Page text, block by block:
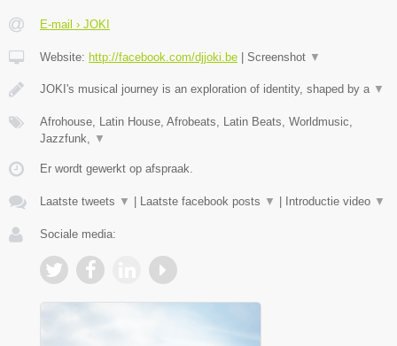
E-mail › JOKI
Website: http://facebook.com/djjoki.be Screenshot ▼
JOKI's musical journey is an exploration of identity, shaped by a ▼
Afrohouse, Latin House, Afrobeats, Latin Beats, Worldmusic,
Jazzfunk,
▼
Er wordt gewerkt op afspraak.
Laatste tweets ▼ Laatste facebook posts ▼ Introductie video ▼
Sociale media: